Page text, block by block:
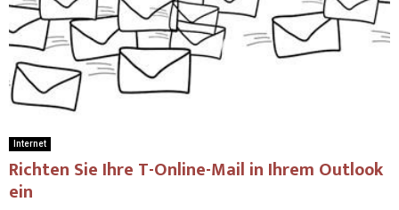
Internet
Richten Sie Ihre T-Online-Mail in Ihrem Outlook
ein